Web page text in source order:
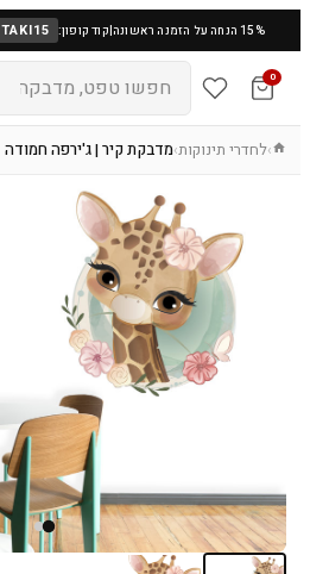
15% הנחה על הזמנה ראשונה |קוד קופון: TAKI15
0
›לחדרי תינוקות›מדבקת קיר | ג'ירפה חמודה